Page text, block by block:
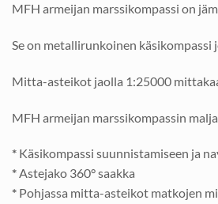
MFH armeijan marssikompassi on
Se on metallirunkoinen käsikompassi
Mitta-asteikot jaolla 1:25000
MFH armeijan marssikompassin
* Käsikompassi suunnistamiseen ja
*Astejako 360° saakka
* Pohjassa mitta-asteikot matkojen